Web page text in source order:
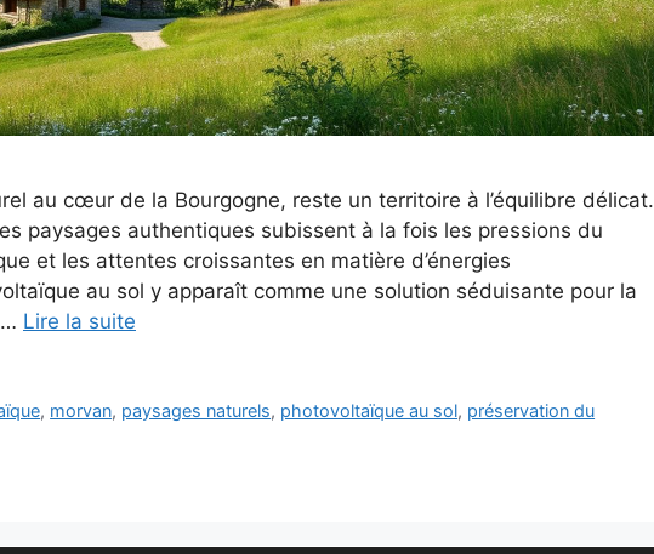
au cœur de la Bourgogne, reste un territoire à l’équilibre délicat.
paysages authentiques subissent à la fois les pressions du
et les attentes croissantes en matière d’énergies
au sol y apparaît comme une solution séduisante pour la
Lire la suite
, morvan, paysages naturels, photovoltaïque au sol, préservation du